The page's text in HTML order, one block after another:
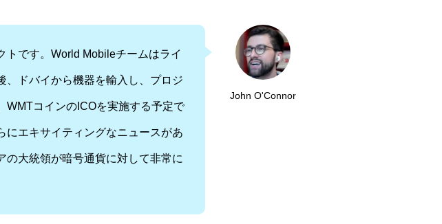
John O'Connor
トです。World Mobileチームはライ
、ドバイから機器を輸入し、プロジ
WMTコインのICOを実施する予定で
にエキサイティングなニュースがあ
の大統領が暗号通貨に対して非常に